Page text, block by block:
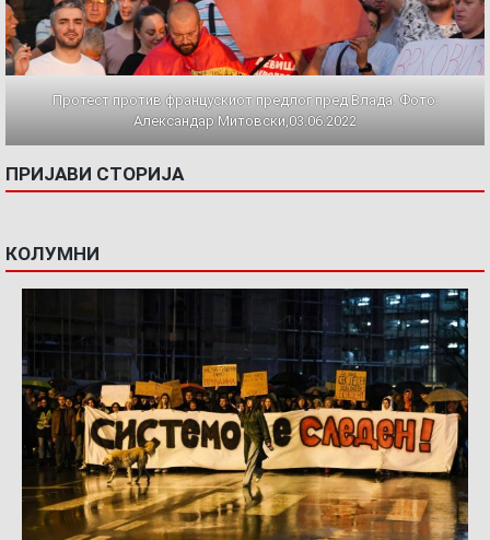
Протест против францускиот предлог пред Влада. Фото:
Александар Митовски,03.06.2022
ПРИЈАВИ СТОРИЈА
КОЛУМНИ